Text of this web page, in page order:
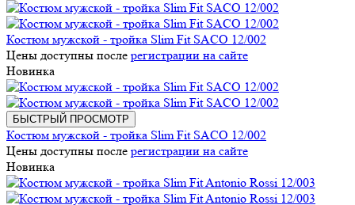
Костюм мужской - тройка Slim Fit SACO 12/002
Цены доступны после регистрации на сайте
Новинка
БЫСТРЫЙ ПРОСМОТР
Костюм мужской - тройка Slim Fit SACO 12/002
Цены доступны после регистрации на сайте
Новинка